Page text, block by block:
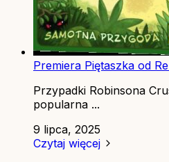
Premiera Piętaszka od
Przypadki Robinsona
popularna ...
9 lipca, 2025
Czytaj więcej